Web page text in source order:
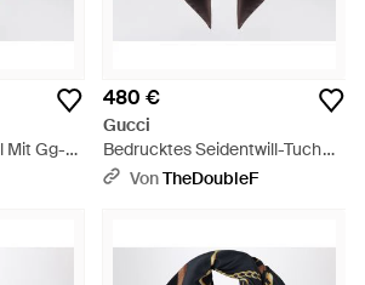
Mit Gg-
480 €
Gucci
Bedrucktes Seidentwill-Tuch
Mit Gg-Muster - Braun
VonTheDoubleF